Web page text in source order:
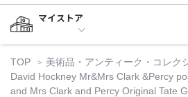
マイストア
TOP 美術品・アンティーク・コレク
David Hockney Mr&Mrs Clark &Percy
and Mrs Clark and Percy Original Tate